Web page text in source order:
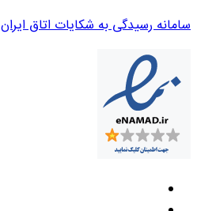
سامانه رسیدگی به شکایات اتاق ایران